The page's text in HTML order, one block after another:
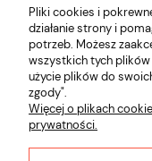
Informacje
Płatności i dostawa
Pliki cookies i
działanie strony i
potrzeb. Możesz
wszystkich tych
użycie plików do
zgody".
Więcej o plikach
prywatności.